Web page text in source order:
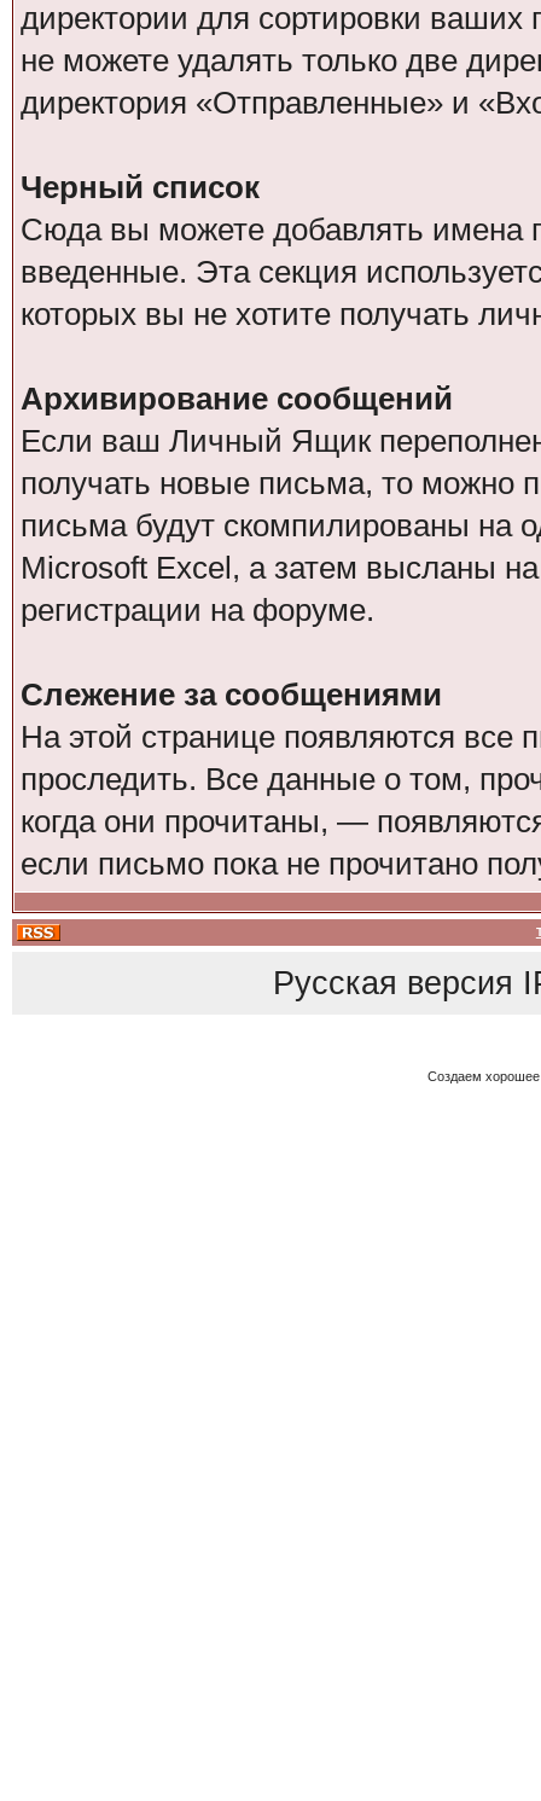
директории для сортировки ваших
не можете удалять только две
директория «Отправленные» и
Черный список
Сюда вы можете добавлять имена
введенные. Эта секция
которых вы не хотите получать
Архивирование сообщений
Если ваш Личный Ящик
получать новые письма, то можно
письма будут скомпилированы на
Microsoft Excel, а затем высланы
регистрации на форуме.
Слежение за сообщениями
На этой странице появляются
проследить. Все данные о том,
когда они прочитаны, —
если письмо пока не прочитано
Русская версия
Создаем